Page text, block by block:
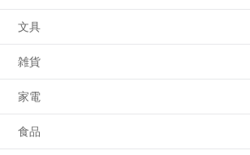
文具
雑貨
家電
食品